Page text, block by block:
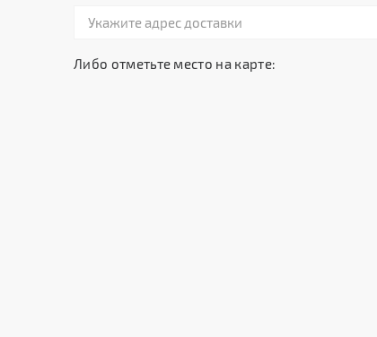
Либо отметьте место на карте: